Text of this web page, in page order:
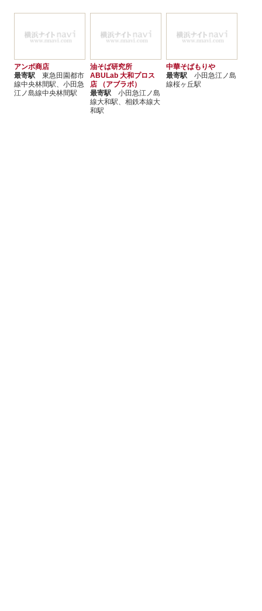
アンボ商店
最寄駅 東急田園都市
線中央林間駅、小田急
江ノ島線中央林間駅
油そば研究所
ABULab 大和プロス
店 （アブラボ）
最寄駅 小田急江ノ島
線大和駅、相鉄本線大
和駅
中華そばもりや
最寄駅 小田急江ノ島
線桜ヶ丘駅